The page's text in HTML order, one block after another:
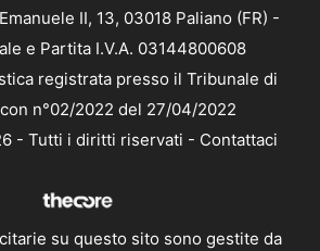
II, 13, 03018 Paliano (FR) -
e Partita I.V.A. 03144800608
registrata presso il Tribunale di
n°02/2022 del 27/04/2022
- Tutti i diritti riservati - Contattaci
su questo sito sono gestite da